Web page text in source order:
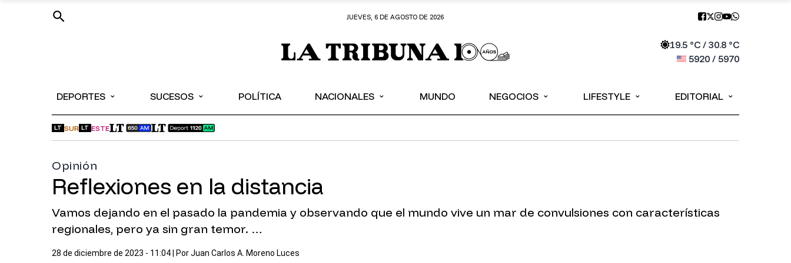
JUEVES, 6 DE AGOSTO DE 2026
19.5°C / 30.8°C
5920/ 5970
DEPORTES ⌄ SUCESOS ⌄ POLÍTICA NACIONALES ⌄ MUNDO NEGOCIOS ⌄ LIFESTYLE ⌄ EDITORIAL ⌄
LT SUR LT ESTE
Opinión
Reflexiones en la distancia
Vamos dejando en el pasado la pandemia y observando que el mundo vive un mar de convulsiones con características
regionales, pero ya sin gran temor. …
28 de diciembre de 2023 - 11:04 | PorJuan Carlos A. Moreno Luces